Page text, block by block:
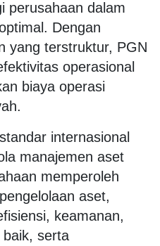
perusahaan dalam
Dengan
yang terstruktur, PGN
operasional
biaya operasi
internasional
manajemen aset
memperoleh
aset,
keamanan,
baik, serta